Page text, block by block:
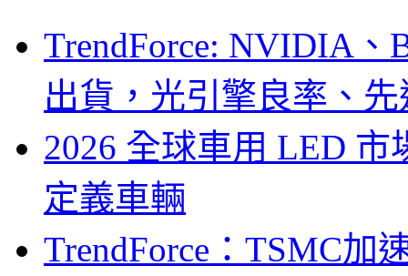
TrendForce: NVIDIA、
出貨，光引擎良率、
2026 全球車用 LED
定義車輛
TrendForce：TSMC加